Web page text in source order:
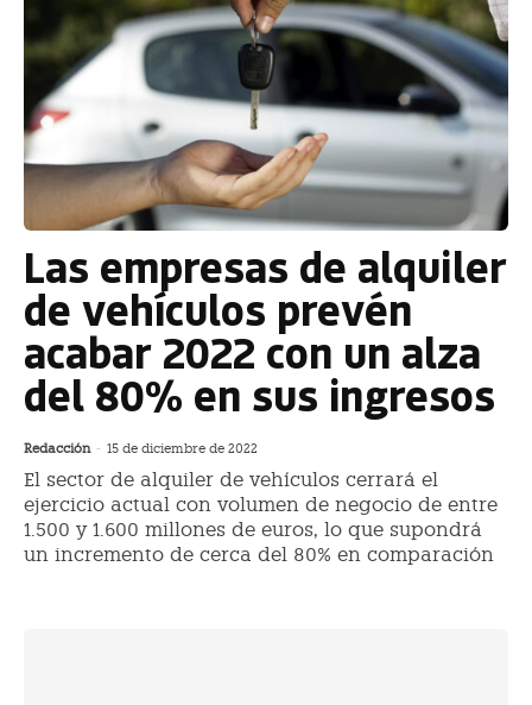
Las empresas de alquiler
de vehículos prevén
acabar 2022 con un alza
del 80% en sus ingresos
Redacción - 15 de diciembre de 2022
El sector de alquiler de vehículos cerrará el
ejercicio actual con volumen de negocio de entre
1.500 y 1.600 millones de euros, lo que supondrá
un incremento de cerca del 80% en comparación